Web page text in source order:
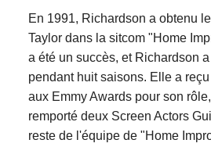
En 1991, Richardson a obtenu
Taylor dans la sitcom "Home
a été un succès, et Richardson
pendant huit saisons. Elle a
aux Emmy Awards pour son
remporté deux Screen Actors
reste de l'équipe de "Home